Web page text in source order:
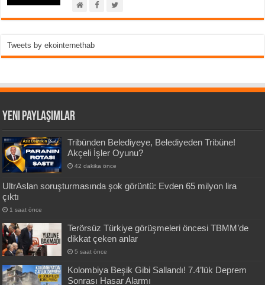
Tweets by ekointernethab
Yeni Paylaşımlar
Tribünden Belediyeye, Belediyeden Tribüne!
Akçeli İşler Oyunu?
42 dakika önce
UltrAslan soruşturmasında şok görüntü: Evden 65 milyon lira
çıktı
1 saat önce
Terörsüz Türkiye görüşmeleri öncesi TBMM’de
dikkat çeken anlar
5 saat önce
Kolombiya Beşik Gibi Sallandı! 7.4’lük Deprem
Sonrası Hasar Alarmı